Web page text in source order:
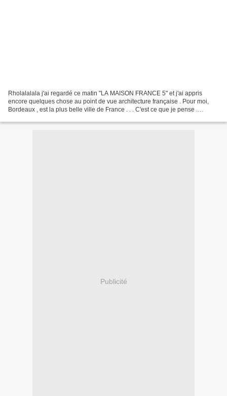
Rholalalala j'ai regardé ce matin "LA MAISON FRANCE 5" et j'ai appris
encore quelques chose au point de vue architecture française . Pour moi,
Bordeaux , est la plus belle ville de France . . . C'est ce que je pense .
Publicité